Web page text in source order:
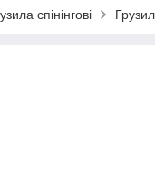
спінінгові